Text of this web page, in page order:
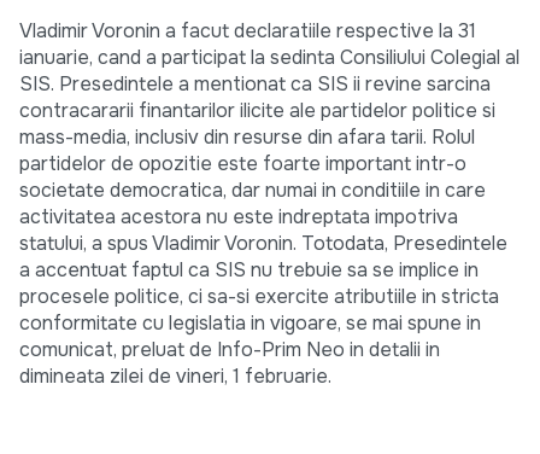
Vladimir Voronin a facut declaratiile respective la 31
ianuarie, cand a participat la sedinta Consiliului Colegial al
SIS. Presedintele a mentionat ca SIS ii revine sarcina
contracararii finantarilor ilicite ale partidelor politice si
mass-media, inclusiv din resurse din afara tarii. Rolul
partidelor de opozitie este foarte important intr-o
societate democratica, dar numai in conditiile in care
activitatea acestora nu este indreptata impotriva
statului, a spus Vladimir Voronin. Totodata, Presedintele
a accentuat faptul ca SIS nu trebuie sa se implice in
procesele politice, ci sa-si exercite atributiile in stricta
conformitate cu legislatia in vigoare, se mai spune in
comunicat, preluat de Info-Prim Neo in detalii in
dimineata zilei de vineri, 1 februarie.